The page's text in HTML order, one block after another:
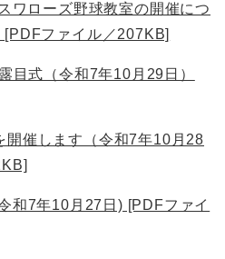
ワローズ野球教室の開催につ
ファイル／207KB]
目式（令和7年10月29日）
開催します（令和7年10月28
和7年10月27日) [PDFファイ